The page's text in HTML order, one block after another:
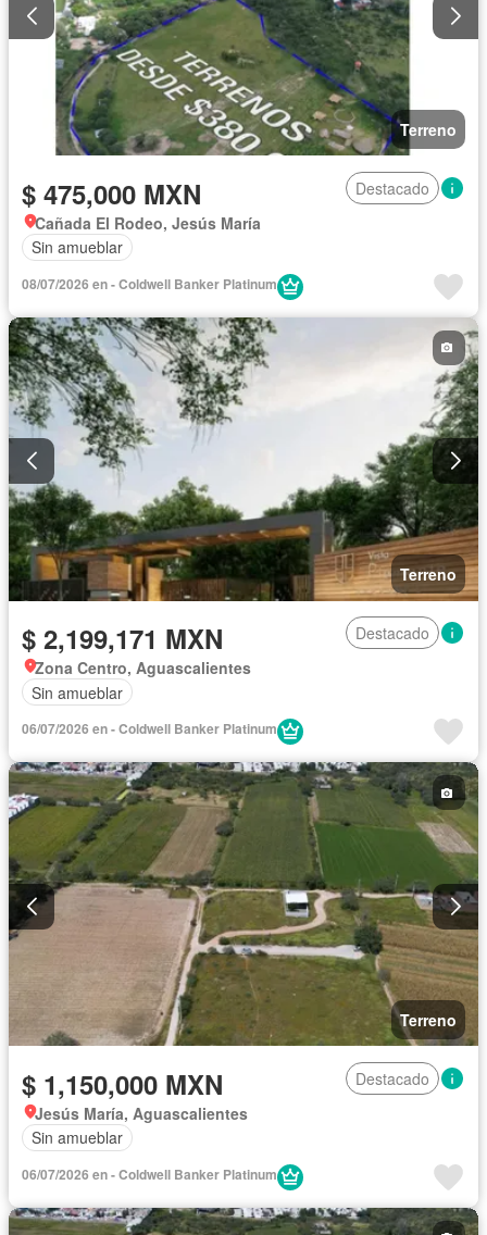
Terreno
$ 475,000 MXN
Destacado
Cañada El Rodeo, Jesús María
Sin amueblar
08/07/2026 en - Coldwell Banker Platinum
Terreno
$ 2,199,171 MXN
Destacado
Zona Centro, Aguascalientes
Sin amueblar
06/07/2026 en - Coldwell Banker Platinum
Terreno
$ 1,150,000 MXN
Destacado
Jesús María, Aguascalientes
Sin amueblar
06/07/2026 en - Coldwell Banker Platinum